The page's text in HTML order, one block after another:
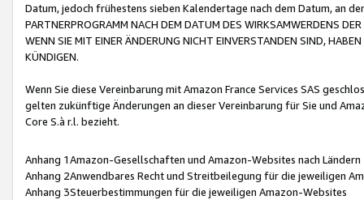
Datum, jedoch frühestens sieben Kalendertage nach dem Datum, an
PARTNERPROGRAMM NACH DEM DATUM DES WIRKSAMWERDENS
WENN SIE MIT EINER ÄNDERUNG NICHT EINVERSTANDEN SIND,
KÜNDIGEN.
Wenn Sie diese Vereinbarung mit Amazon France Services SAS
gelten zukünftige Änderungen an dieser Vereinbarung für Sie und
Core S.à r.l. bezieht.
Anhang 1Amazon-Gesellschaften und Amazon-Websites nach Ländern
Anhang 2Anwendbares Recht und Streitbeilegung für die jeweiligen
Anhang 3Steuerbestimmungen für die jeweiligen Amazon-Websites